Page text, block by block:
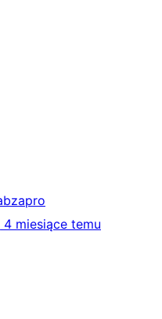
4 miesiące temu